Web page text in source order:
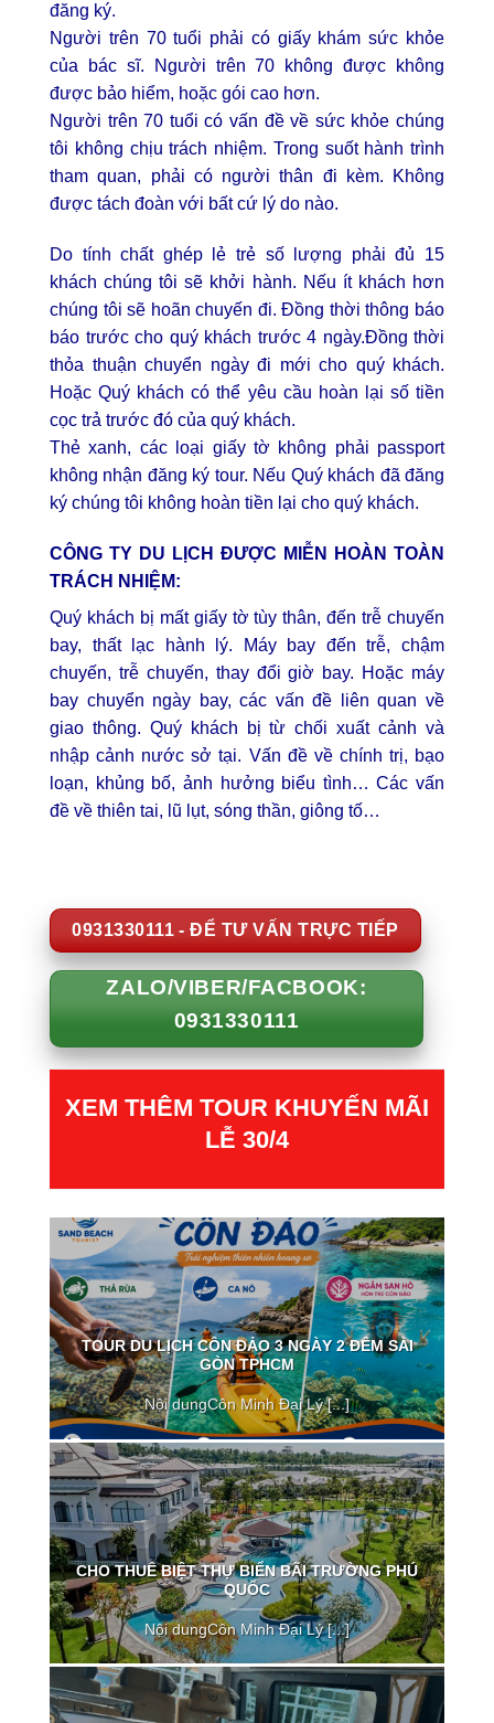
đăng ký.
Người trên 70 tuổi phải có giấy khám sức khỏe
của bác sĩ. Người trên 70 không được không
được bảo hiểm, hoặc gói cao hơn.
Người trên 70 tuổi có vấn đề về sức khỏe chúng
tôi không chịu trách nhiệm. Trong suốt hành trình
tham quan, phải có người thân đi kèm. Không
được tách đoàn với bất cứ lý do nào.
Do tính chất ghép lẻ trẻ số lượng phải đủ 15
khách chúng tôi sẽ khởi hành. Nếu ít khách hơn
chúng tôi sẽ hoãn chuyến đi. Đồng thời thông báo
báo trước cho quý khách trước 4 ngày.Đồng thời
thỏa thuận chuyển ngày đi mới cho quý khách.
Hoặc Quý khách có thể yêu cầu hoàn lại số tiền
cọc trả trước đó của quý khách.
Thẻ xanh, các loại giấy tờ không phải passport
không nhận đăng ký tour. Nếu Quý khách đã đăng
ký chúng tôi không hoàn tiền lại cho quý khách.
CÔNG TY DU LỊCH ĐƯỢC MIỄN HOÀN TOÀN
TRÁCH NHIỆM:
Quý khách bị mất giấy tờ tùy thân, đến trễ chuyến
bay, thất lạc hành lý. Máy bay đến trễ, chậm
chuyến, trễ chuyến, thay đổi giờ bay. Hoặc máy
bay chuyển ngày bay, các vấn đề liên quan về
giao thông. Quý khách bị từ chối xuất cảnh và
nhập cảnh nước sở tại. Vấn đề về chính trị, bạo
loạn, khủng bố, ảnh hưởng biểu tình… Các vấn
đề về thiên tai, lũ lụt, sóng thần, giông tố…
0931330111 - ĐỂ TƯ VẤN TRỰC TIẾP
ZALO/VIBER/FACBOOK:
0931330111
XEM THÊM TOUR KHUYẾN MÃI
LỄ 30/4
TOUR DU LỊCH CÔN ĐẢO 3 NGÀY 2 ĐÊM SÀI
GÒN TPHCM
Nội dungCôn Minh Đại Lý [...]
CHO THUÊ BIỆT THỰ BIỂN BÃI TRƯỜNG PHÚ
QUỐC
Nội dungCôn Minh Đại Lý [...]